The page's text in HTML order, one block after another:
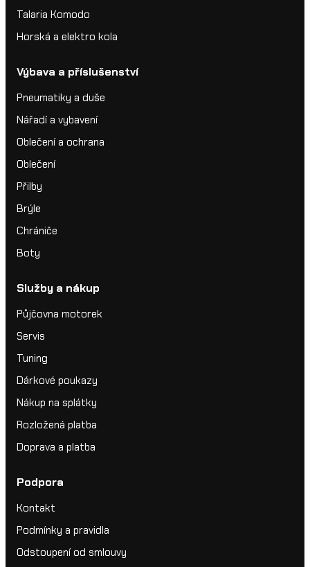
Talaria Komodo
Horská a elektro kola
Výbava a příslušenství
Pneumatiky a duše
Nářadí a vybavení
Oblečení a ochrana
Oblečení
Přilby
Brýle
Chrániče
Boty
Služby a nákup
Půjčovna motorek
Servis
Tuning
Dárkové poukazy
Nákup na splátky
Rozložená platba
Doprava a platba
Podpora
Kontakt
Podmínky a pravidla
Odstoupení od smlouvy